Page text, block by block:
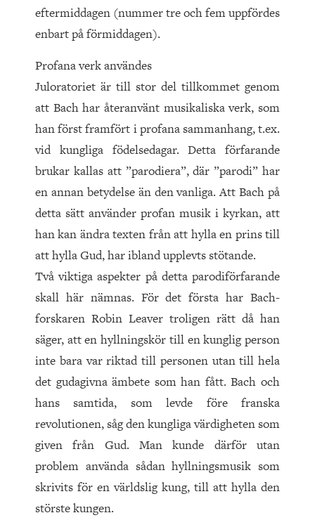
eftermiddagen (nummer tre och fem uppfördes
enbart på förmiddagen).
Profana verk användes
Juloratoriet är till stor del tillkommet genom
att Bach har återanvänt musikaliska verk, som
han först framfört i profana sammanhang, t.ex.
vid kungliga födelsedagar. Detta förfarande
brukar kallas att ”parodiera”, där ”parodi” har
en annan betydelse än den vanliga. Att Bach på
detta sätt använder profan musik i kyrkan, att
han kan ändra texten från att hylla en prins till
att hylla Gud, har ibland upplevts stötande.
Två viktiga aspekter på detta parodiförfarande
skall här nämnas. För det första har Bach-
forskaren Robin Leaver troligen rätt då han
säger, att en hyllningskör till en kunglig person
inte bara var riktad till personen utan till hela
det gudagivna ämbete som han fått. Bach och
hans samtida, som levde före franska
revolutionen, såg den kungliga värdigheten som
given från Gud. Man kunde därför utan
problem använda sådan hyllningsmusik som
skrivits för en världslig kung, till att hylla den
störste kungen.